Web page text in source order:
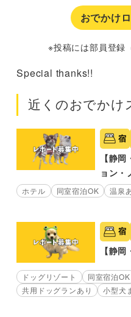
おでかけ
※投稿には部員登録
Special thanks!!
近くのおでかけ
宿
【静
ョン・
ホテル 同室宿泊OK 温泉
宿
【静
ドッグリゾート 同室宿泊OK
共用ドッグランあり
小型犬